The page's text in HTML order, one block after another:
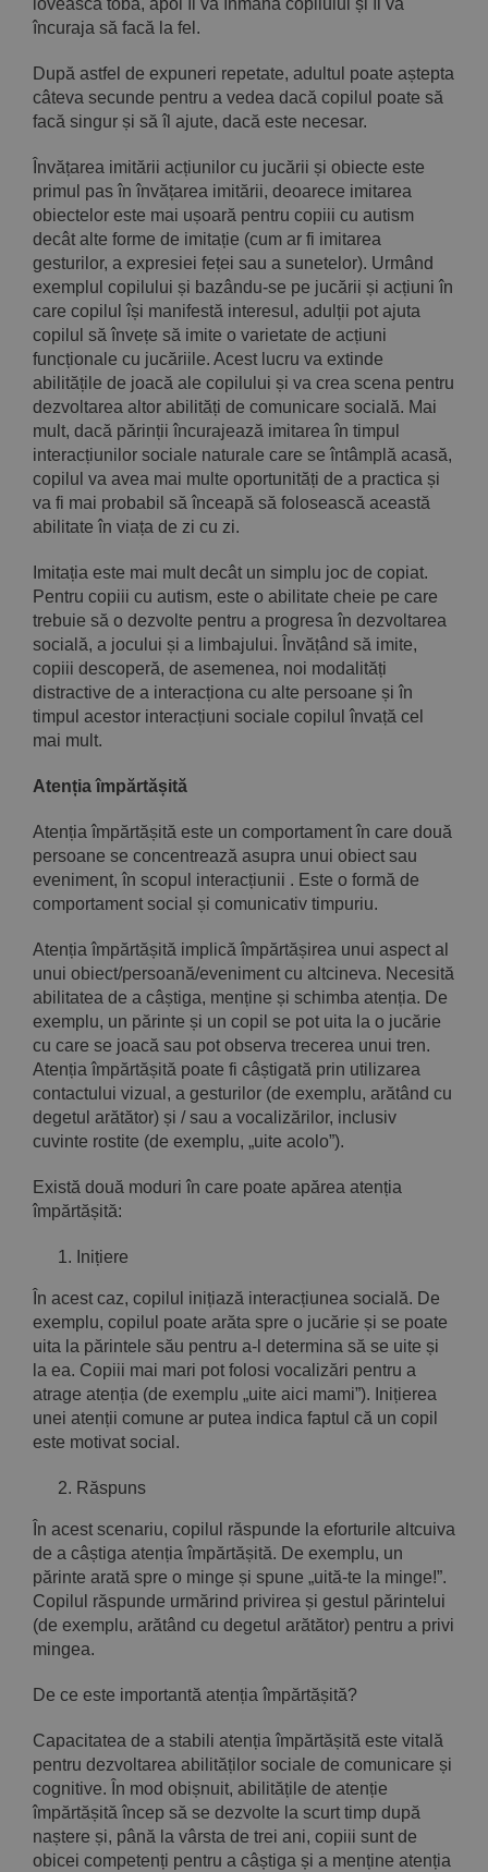
lovească toba, apoi îl va înmâna copilului și îl va
încuraja să facă la fel.
După astfel de expuneri repetate, adultul poate aștepta
câteva secunde pentru a vedea dacă copilul poate să
facă singur și să îl ajute, dacă este necesar.
Învățarea imitării acțiunilor cu jucării și obiecte este
primul pas în învățarea imitării, deoarece imitarea
obiectelor este mai ușoară pentru copiii cu autism
decât alte forme de imitație (cum ar fi imitarea
gesturilor, a expresiei feței sau a sunetelor). Urmând
exemplul copilului și bazându-se pe jucării și acțiuni în
care copilul își manifestă interesul, adulții pot ajuta
copilul să învețe să imite o varietate de acțiuni
funcționale cu jucăriile. Acest lucru va extinde
abilitățile de joacă ale copilului și va crea scena pentru
dezvoltarea altor abilități de comunicare socială. Mai
mult, dacă părinții încurajează imitarea în timpul
interacțiunilor sociale naturale care se întâmplă acasă,
copilul va avea mai multe oportunități de a practica și
va fi mai probabil să înceapă să folosească această
abilitate în viața de zi cu zi.
Imitația este mai mult decât un simplu joc de copiat.
Pentru copiii cu autism, este o abilitate cheie pe care
trebuie să o dezvolte pentru a progresa în dezvoltarea
socială, a jocului și a limbajului. Învățând să imite,
copiii descoperă, de asemenea, noi modalități
distractive de a interacționa cu alte persoane și în
timpul acestor interacțiuni sociale copilul învață cel
mai mult.
Atenția împărtășită
Atenția împărtășită este un comportament în care două
persoane se concentrează asupra unui obiect sau
eveniment, în scopul interacțiunii . Este o formă de
comportament social și comunicativ timpuriu.
Atenția împărtășită implică împărtășirea unui aspect al
unui obiect/persoană/eveniment cu altcineva. Necesită
abilitatea de a câștiga, menține și schimba atenția. De
exemplu, un părinte și un copil se pot uita la o jucărie
cu care se joacă sau pot observa trecerea unui tren.
Atenția împărtășită poate fi câștigată prin utilizarea
contactului vizual, a gesturilor (de exemplu, arătând cu
degetul arătător) și / sau a vocalizărilor, inclusiv
cuvinte rostite (de exemplu, „uite acolo”).
Există două moduri în care poate apărea atenția
împărtășită:
Inițiere
În acest caz, copilul inițiază interacțiunea socială. De
exemplu, copilul poate arăta spre o jucărie și se poate
uita la părintele său pentru a-l determina să se uite și
la ea. Copiii mai mari pot folosi vocalizări pentru a
atrage atenția (de exemplu „uite aici mami”). Inițierea
unei atenții comune ar putea indica faptul că un copil
este motivat social.
Răspuns
În acest scenariu, copilul răspunde la eforturile altcuiva
de a câștiga atenția împărtășită. De exemplu, un
părinte arată spre o minge și spune „uită-te la minge!”.
Copilul răspunde urmărind privirea și gestul părintelui
(de exemplu, arătând cu degetul arătător) pentru a privi
mingea.
De ce este importantă atenția împărtășită?
Capacitatea de a stabili atenția împărtășită este vitală
pentru dezvoltarea abilităților sociale de comunicare și
cognitive. În mod obișnuit, abilitățile de atenție
împărtășită încep să se dezvolte la scurt timp după
naștere și, până la vârsta de trei ani, copiii sunt de
obicei competenți pentru a câștiga și a menține atenția